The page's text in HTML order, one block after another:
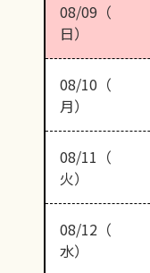
08/09（
日）
08/10（
月）
08/11（
火）
08/12（
水）